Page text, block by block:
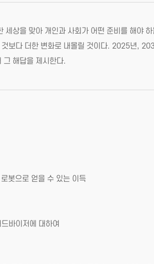
세상을 맞아 개인과 사회가 어떤 준비를 해야
보다 더한 변화로 내몰릴 것이다. 2025년,
그 해답을 제시한다.
봇으로 얻을 수 있는 이득
바이저에 대하여